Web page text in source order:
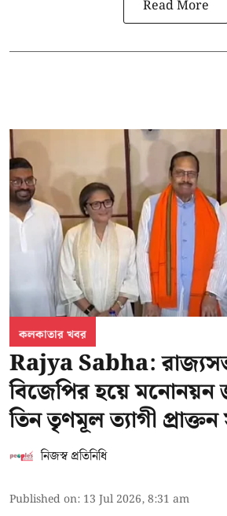
Read More
কলকাতার খবর
Rajya Sabha:
বিজেপির হয়ে মনোনয়ন
তিন তৃণমূল ত্যাগী
নিজস্ব প্রতিনিধি
Published on: 13 Jul 2026, 8:31 am